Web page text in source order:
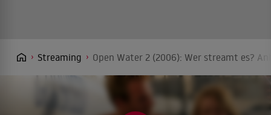
Streaming Open Water 2 (2006): Wer streamt es?